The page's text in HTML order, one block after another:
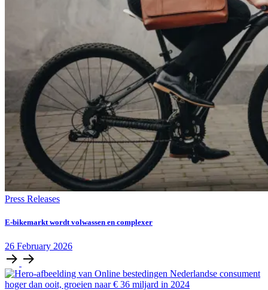
Press Releases
E‑bikemarkt wordt volwassen en complexer
26 February 2026